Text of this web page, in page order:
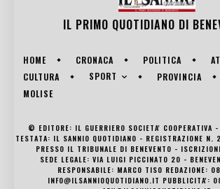
IL PRIMO QUOTIDIANO DI
HOME CRONACA POLITICA
CULTURA
SPORT PROVINCIA
MOLISE
© EDITORE: IL GUERRIERO SOCIETA'
TESTATA: IL SANNIO QUOTIDIANO - REGISTRAZIONE N.
PRESSO IL TRIBUNALE DI BENEVENTO -
SEDE LEGALE: VIA LUIGI PICCINATO 20 -
RESPONSABILE: MARCO TISO REDAZIONE:
INFO@ILSANNIOQUOTIDIANO.IT PUBBLICITA':